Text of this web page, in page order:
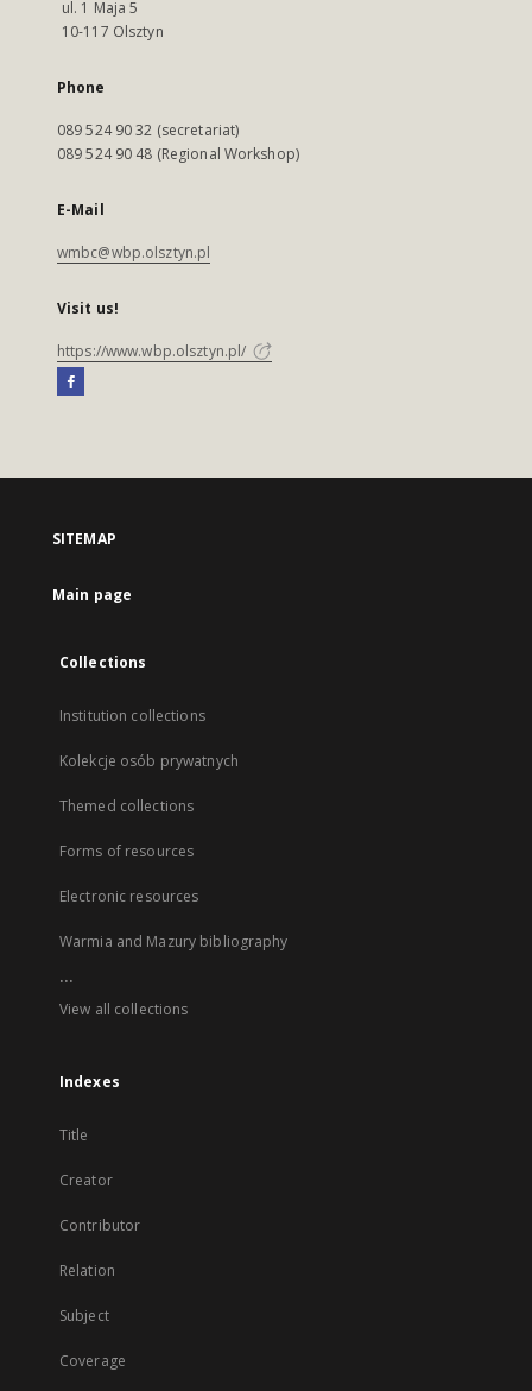
ul. 1 Maja 5
10-117 Olsztyn
Phone
089 524 90 32 (secretariat)
089 524 90 48 (Regional Workshop)
E-Mail
wmbc@wbp.olsztyn.pl
Visit us!
https://www.wbp.olsztyn.pl/
SITEMAP
Main page
Collections
Institution collections
Kolekcje osób prywatnych
Themed collections
Forms of resources
Electronic resources
Warmia and Mazury bibliography
...
View all collections
Indexes
Title
Creator
Contributor
Relation
Subject
Coverage